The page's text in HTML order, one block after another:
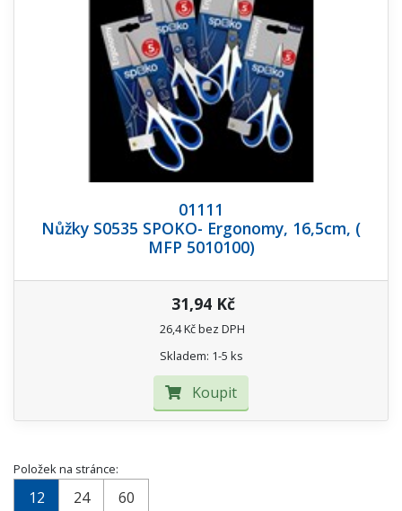
01111
Nůžky S0535 SPOKO- Ergonomy, 16,5cm, (
MFP 5010100)
31,94 Kč
26,4 Kč bez DPH
Skladem: 1-5 ks
Koupit
Položek na stránce:
12 24 60